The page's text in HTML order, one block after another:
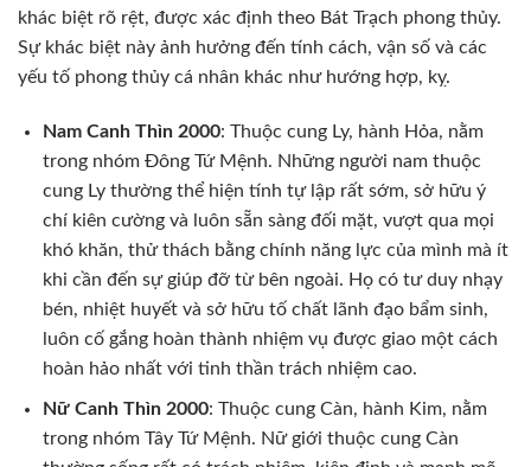
khác biệt rõ rệt, được xác định theo Bát Trạch phong thủy.
Sự khác biệt này ảnh hưởng đến tính cách, vận số và các
yếu tố phong thủy cá nhân khác như hướng hợp, kỵ.
Nam Canh Thìn 2000: Thuộc cung Ly, hành Hỏa, nằm
trong nhóm Đông Tứ Mệnh. Những người nam thuộc
cung Ly thường thể hiện tính tự lập rất sớm, sở hữu ý
chí kiên cường và luôn sẵn sàng đối mặt, vượt qua mọi
khó khăn, thử thách bằng chính năng lực của mình mà ít
khi cần đến sự giúp đỡ từ bên ngoài. Họ có tư duy nhạy
bén, nhiệt huyết và sở hữu tố chất lãnh đạo bẩm sinh,
luôn cố gắng hoàn thành nhiệm vụ được giao một cách
hoàn hảo nhất với tinh thần trách nhiệm cao.
Nữ Canh Thìn 2000: Thuộc cung Càn, hành Kim, nằm
trong nhóm Tây Tứ Mệnh. Nữ giới thuộc cung Càn